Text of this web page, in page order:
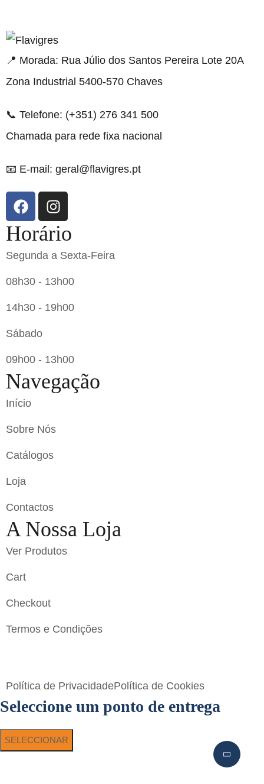
adresi
📍 Morada: Rua Júlio dos Santos Pereira Lote 20A
Zona Industrial 5400-570 Chaves
📞 Telefone: (+351) 276 341 500
Chamada para rede fixa nacional
📧 E-mail: geral@flavigres.pt
Horário
Segunda a Sexta-Feira
08h30 - 13h00
14h30 - 19h00
Sábado
09h00 - 13h00
Navegação
Início
Sobre Nós
Catálogos
Loja
Contactos
A Nossa Loja
Ver Produtos
Cart
Checkout
Termos e Condições
Política de PrivacidadePolítica de Cookies
Seleccione um ponto de entrega
SELECCIONAR